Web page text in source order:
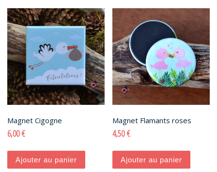
Magnet Cigogne
6,00€
Ajouter au panier
Magnet Flamants roses
4,50€
Ajouter au panier